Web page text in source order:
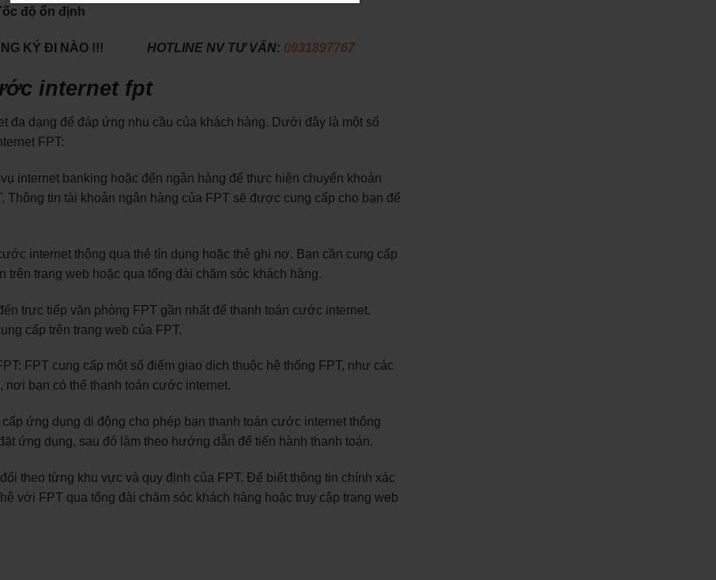
độ ổn định
KÝ ĐI NÀO !!! HOTLINE NV TƯ VẤN: 0931897767
internet fpt
đa dạng để đáp ứng nhu cầu của khách hàng. Dưới đây là một số
FPT:
internet banking hoặc đến ngân hàng để thực hiện chuyển khoản
tin tài khoản ngân hàng của FPT sẽ được cung cấp cho bạn để
internet thông qua thẻ tín dụng hoặc thẻ ghi nợ. Bạn cần cung cấp
trang web hoặc qua tổng đài chăm sóc khách hàng.
trực tiếp văn phòng FPT gần nhất để thanh toán cước internet.
cấp trên trang web của FPT.
FPT cung cấp một số điểm giao dịch thuộc hệ thống FPT, như các
bạn có thể thanh toán cước internet.
ứng dụng di động cho phép bạn thanh toán cước internet thông
ứng dụng, sau đó làm theo hướng dẫn để tiến hành thanh toán.
theo từng khu vực và quy định của FPT. Để biết thông tin chính xác
với FPT qua tổng đài chăm sóc khách hàng hoặc truy cập trang web